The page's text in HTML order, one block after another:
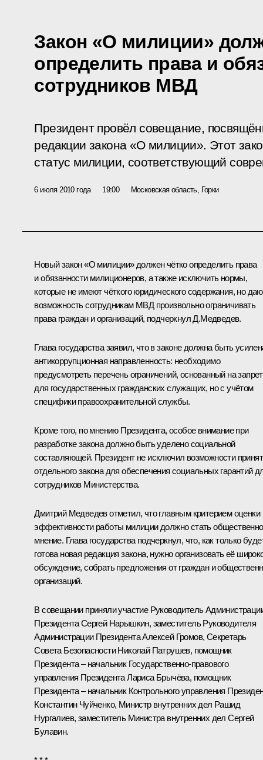
Закон «О милиции»
определить права и
сотрудников МВД
Президент провёл совещание,
редакции закона «О милиции». Этот
статус милиции, соответствующий
6 июля 2010 года 19:00 Московская область, Горки
Новый закон «О милиции» должен чётко определить права
и обязанности милиционеров, а также исключить нормы,
которые не имеют чёткого юридического содержания, но
возможность сотрудникам МВД произвольно ограничивать
права граждан и организаций, подчеркнул Д.Медведев.
Глава государства заявил, что в законе должна быть
антикоррупционная направленность: необходимо
предусмотреть перечень ограничений, основанный на
для государственных гражданских служащих, но с учётом
специфики правоохранительной службы.
Кроме того, по мнению Президента, особое внимание при
разработке закона должно быть уделено социальной
составляющей. Президент не исключил возможности
отдельного закона для обеспечения социальных гарантий
сотрудников Министерства.
Дмитрий Медведев отметил, что главным критерием оценки
эффективности работы милиции должно стать
мнение. Глава государства подчеркнул, что, как только
готова новая редакция закона, нужно организовать её
обсуждение, собрать предложения от граждан и
организаций.
В совещании приняли участие Руководитель
ПрезидентаСергей Нарышкин, заместитель Руководителя
Администрации ПрезидентаАлексей Громов, Секретарь
Совета БезопасностиНиколай Патрушев, помощник
Президента – начальник Государственно-правового
управления ПрезидентаЛариса Брычёва, помощник
Президента – начальник Контрольного управления
Константин Чуйченко, Министр внутренних дел Рашид
Нургалиев, заместитель Министра внутренних дел Сергей
Булавин.